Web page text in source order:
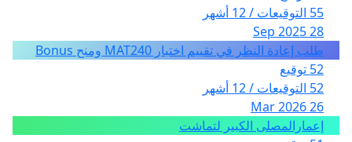
55 التوقيعات / 12 أشهر
28 Sep 2025
طلب إعادة النظر في تقييم اختبار MAT240 ومنح Bonus
52 توقيع
52 التوقيعات / 12 أشهر
26 Mar 2026
إعمارالمصلى الكبير لتماشت